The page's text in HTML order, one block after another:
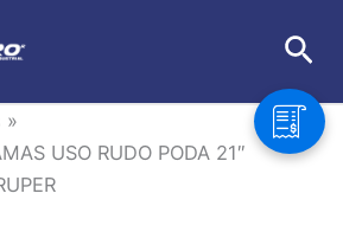
USO RUDO PODA 21″